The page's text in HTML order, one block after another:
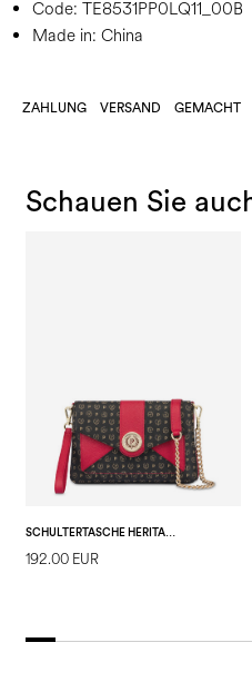
Code: TE8531PP0LQ11_00B
Made in: China
ZAHLUNG VERSAND GEMACHT
Schauen Sie
SCHULTERTASCHE HERITAGE LOGO CLASSIC
192.00 EUR